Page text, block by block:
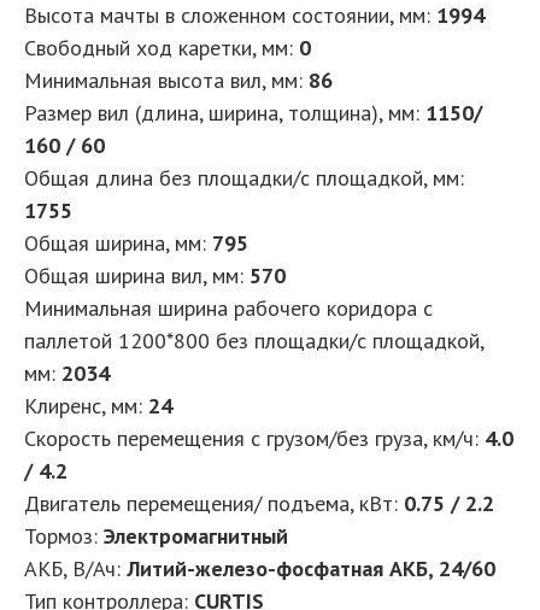
Высота мачты в сложенном состоянии, мм: 1994
Свободный ход каретки, мм: 0
Минимальная высота вил, мм: 86
Размер вил (длина, ширина, толщина), мм: 1150/
160 / 60
Общая длина без площадки/с площадкой, мм:
1755
Общая ширина, мм: 795
Общая ширина вил, мм: 570
Минимальная ширина рабочего коридора с
паллетой 1200*800 без площадки/с площадкой,
мм: 2034
Клиренс, мм: 24
Скорость перемещения с грузом/без груза, км/ч: 4.0
/ 4.2
Двигатель перемещения/ подъема, кВт: 0.75 / 2.2
Тормоз: Электромагнитный
АКБ, В/Ач: Литий-железо-фосфатная АКБ, 24/60
Тип контроллера: CURTIS